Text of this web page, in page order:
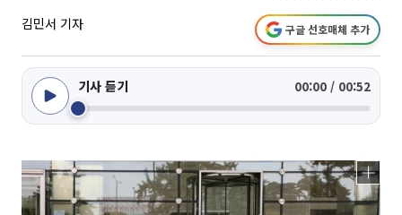
김민서 기자 구글 선호매체 추가
기사 듣기 00:00 / 00:52